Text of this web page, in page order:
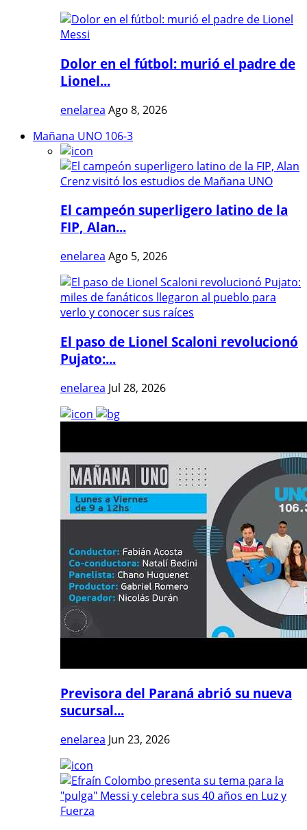
Dolor en el fútbol: murió el padre de
Lionel...
enelarea Ago 8, 2026
Mañana UNO 106-3
El campeón superligero latino de la
FIP, Alan...
enelarea Ago 5, 2026
El paso de Lionel Scaloni revolucionó
Pujato:...
enelarea Jul 28, 2026
Previsora del Paraná abrió su nueva
sucursal...
enelarea Jun 23, 2026